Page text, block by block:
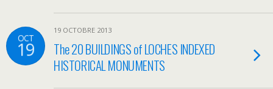
OCT
19
19 OCTOBRE 2013
The 20 BUILDINGS of LOCHES INDEXED
HISTORICAL MONUMENTS